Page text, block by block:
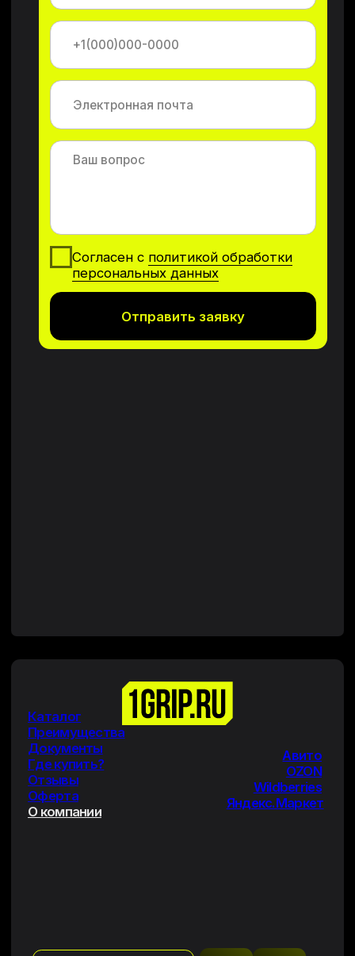
Где купить?
Оферта
Политика конфиденциальност
ОГРН 1196313047534
Связаться с нами
OZON
Wildberries